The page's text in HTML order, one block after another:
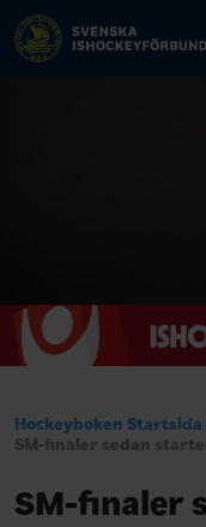
Hockeyboken Startsida
SM-finaler sedan
SM-finaler